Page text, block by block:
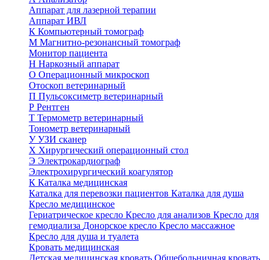
Аппарат для лазерной терапии
Аппарат ИВЛ
К Компьютерный томограф
М Магнитно-резонансный томограф
Монитор пациента
Н Наркозный аппарат
О Операционный микроскоп
Отоскоп ветеринарный
П Пульсоксиметр ветеринарный
Р Рентген
Т Термометр ветеринарный
Тонометр ветеринарный
УУЗИ сканер
Х Хирургический операционный стол
Э Электрокардиограф
Электрохирургический коагулятор
К Каталка медицинская
Каталка для перевозки пациентов Каталка для душа
Кресло медицинское
Гериатрическое кресло Кресло для анализов Кресло для
гемодиализа Донорское кресло Кресло массажное
Кресло для душа и туалета
Кровать медицинская
Детская медицинская кровать Общебольничная кровать